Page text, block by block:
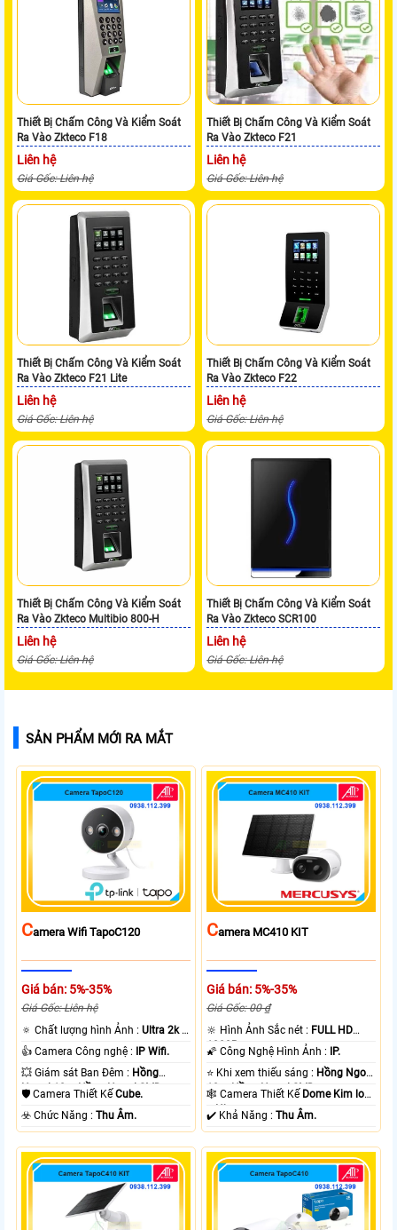
Thiết Bị Chấm Công Và Kiểm Soát
Ra Vào Zkteco F18
Liên hệ
Giá Gốc: Liên hệ
Thiết Bị Chấm Công Và Kiểm Soát
Ra Vào Zkteco F21
Liên hệ
Giá Gốc: Liên hệ
Thiết Bị Chấm Công Và Kiểm Soát
Ra Vào Zkteco F21 Lite
Liên hệ
Giá Gốc: Liên hệ
Thiết Bị Chấm Công Và Kiểm Soát
Ra Vào Zkteco F22
Liên hệ
Giá Gốc: Liên hệ
Thiết Bị Chấm Công Và Kiểm Soát
Ra Vào Zkteco Multibio 800-H
Liên hệ
Giá Gốc: Liên hệ
Thiết Bị Chấm Công Và Kiểm Soát
Ra Vào Zkteco SCR100
Liên hệ
Giá Gốc: Liên hệ
SẢN PHẨM MỚI RA MẮT
CAmera Wifi TapoC120
Giá bán: 5%-35%
Giá Gốc: Liên hệ
🔅 Chất lượng hình Ảnh :Ultra 2k +
.
👍 Camera Công nghệ :
IP Wifi.
💥 Giám sát Ban Đêm : Hồng
Ngoại 10m Hồng Ngoại SMD.
🛡 Camera Thiết KếCube.
️☣️ Chức Năng :Thu Âm.
CAmera MC410 KIT
Giá bán: 5%-35%
Giá Gốc: 00 ₫
🔆 Hình Ảnh Sắc nét : FULL HD
1080P .
🌠 Công Nghệ Hình Ảnh :
IP.
⭐ Khi xem thiếu sáng : Hồng Ngoại
10m Hồng Ngoại SMD.
🕸️ Camera Thiết Kế Dome Kim loại
+ Nhựa.
️✔️ Khả Năng :Thu Âm.